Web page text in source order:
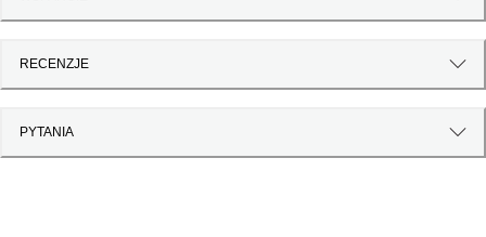
RECENZJE
PYTANIA